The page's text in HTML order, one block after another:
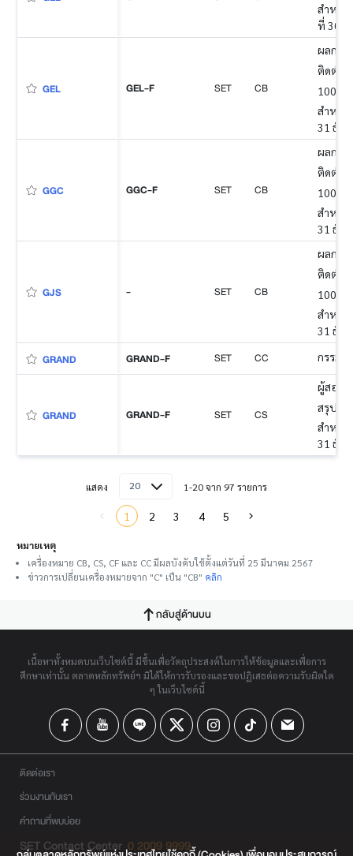
สำหรับ
ที่ 30 มิ
GEL GEL-F SET CB
ผลการ
ติดต่อ
100%
สำหรับ
31 ธัน
GGC GGC-F SET CB
ผลการ
ติดต่อ
100%
สำหรับ
31 ธัน
GJS - SET CB
ผลการ
ติดต่อ
100%
สำหรับ
31 ธัน
GRAND GRAND-F SET CC กรรมก
GRAND GRAND-F SET CS
ผู้สอบบั
สรุป
สำหรับ
31 ธัน
แสดง 20 1-20 จาก 97 รายการ
1 2 3 4 5
หมายเหตุ
เครื่องหมาย CB, CS, CF และ CC มีผลบังคับใช้ตั้งแต่วันที่ 25 มีนาคม 2567
ข่าวการเปลี่ยนเครื่องหมายจาก "C" เป็น "CB" คลิก
กลับสู่ด้านบน
เนื้อหาทั้งหมดบนเว็บไซต์นี้ มีขึ้นเพื่อวัตถุประสงค์ในการให้ข้อมูลและเพื่อการ
ศึกษาเท่านั้น ตลาดหลักทรัพย์ฯ มิได้ให้การรับรองและขอปฏิเสธต่อความรับผิดใด
ๆ ในเว็บไซต์นี้
ติดต่อเรา
ร่วมงานกับเรา
คำถามที่พบบ่อย
SET Contact Center 0 2009 9999